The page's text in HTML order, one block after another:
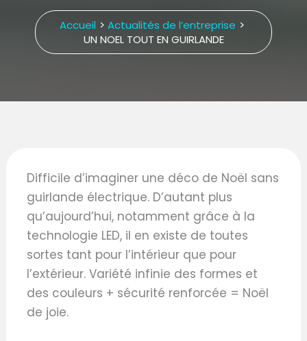
Accueil
Actualités de l’entreprise
UN NOEL TOUT EN GUIRLANDE
Difficile d’imaginer une déco de Noël sans
guirlande électrique. D’autant plus
qu’aujourd’hui, notamment grâce à la
technologie LED, il en existe de toutes
sortes tant pour l’intérieur que pour
l’extérieur. Variété infinie des formes et
des couleurs + sécurité renforcée = Noël
de joie.